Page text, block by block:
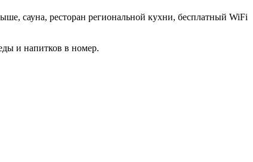
сауна, ресторан региональной кухни, бесплатный WiFi
и напитков в номер.